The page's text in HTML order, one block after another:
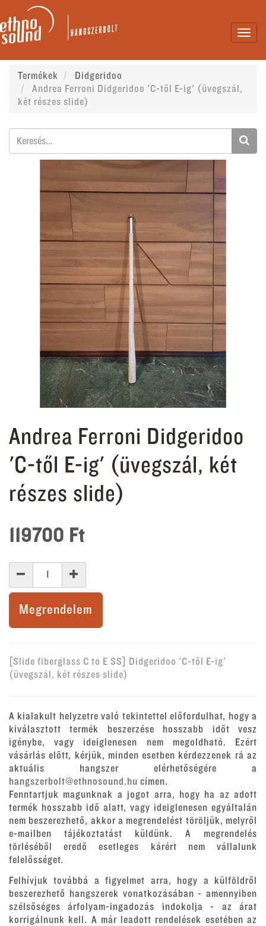
Termékek
Didgeridoo
Andrea Ferroni Didgeridoo 'C-től E-ig' (üvegszál,
két részes slide)
Andrea Ferroni Didgeridoo
'C-től E-ig' (üvegszál, két
részes slide)
119700 Ft
Megrendelem
[Slide fiberglass C to E SS] Didgeridoo 'C-től E-ig'
(üvegszál, két részes slide)
A kialakult helyzetre való tekintettel előfordulhat, hogy a
kiválasztott termék beszerzése hosszabb időt vesz
igénybe, vagy ideiglenesen nem megoldható. Ezért
vásárlás előtt, kérjük, minden esetben kérdezzenek rá az
aktuális hangszer elérhetőségére a
hangszerbolt@ethnosound.hu címen.
Fenntartjuk magunknak a jogot arra, hogy ha az adott
termék hosszabb idő alatt, vagy ideiglenesen egyáltalán
nem beszerezhető, akkor a megrendelést töröljük, melyről
e-mailben tájékoztatást küldünk. A megrendelés
törléséből eredő esetleges kárért nem vállalunk
felelősséget.
Felhívjuk továbbá a figyelmet arra, hogy a külföldről
beszerezhető hangszerek vonatkozásában - amennyiben
szélsőséges árfolyam-ingadozás indokolja - az árat
korrigálnunk kell. A már leadott rendelések esetében az